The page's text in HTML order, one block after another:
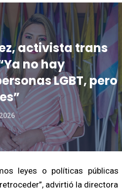
activista trans
no hay
LGBT, pero
leyes o políticas públicas
advirtió la directora